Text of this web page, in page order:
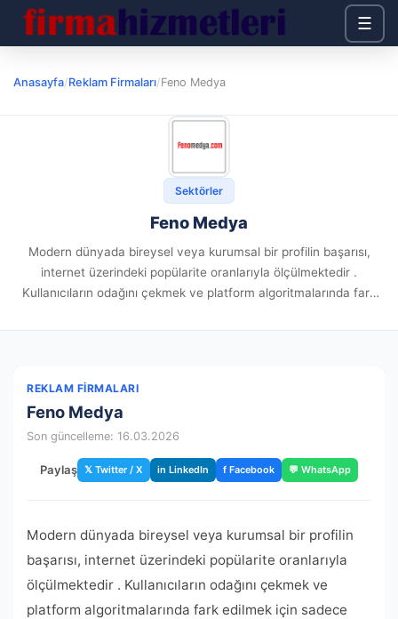
☰
Anasayfa/Reklam Firmaları/Feno Medya
Sektörler
Feno Medya
Modern dünyada bireysel veya kurumsal bir profilin başarısı,
internet üzerindeki popülarite oranlarıyla ölçülmektedir .
Kullanıcıların odağını çekmek ve platform algoritmalarında fark
REKLAM FIRMALARI
Feno Medya
Son güncelleme: 16.03.2026
Paylaş 𝕏 Twitter / X in LinkedIn f Facebook 💬 WhatsApp
Modern dünyada bireysel veya kurumsal bir profilin
başarısı, internet üzerindeki popülarite oranlarıyla
ölçülmektedir . Kullanıcıların odağını çekmek ve
platform algoritmalarında fark edilmek için sadece